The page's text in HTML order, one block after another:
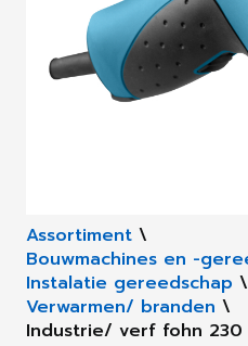
Assortiment \
Bouwmachines en -
Instalatie gereedschap \
Verwarmen/ branden \
Industrie/ verf fohn